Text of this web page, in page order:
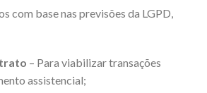
com base nas previsões da LGPD,
– Para viabilizar transações
assistencial;